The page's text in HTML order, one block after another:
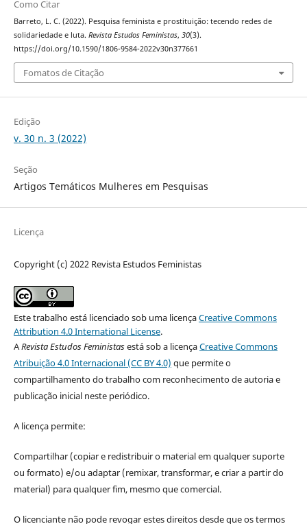
Como Citar
Barreto, L. C. (2022). Pesquisa feminista e prostituição: tecendo redes de
solidariedade e luta. Revista Estudos Feministas, 30(3).
https://doi.org/10.1590/1806-9584-2022v30n377661
Fomatos de Citação
Edição
v. 30 n. 3 (2022)
Seção
Artigos Temáticos Mulheres em Pesquisas
Licença
Copyright (c) 2022 Revista Estudos Feministas
Este trabalho está licenciado sob uma licençaCreative Commons
Attribution 4.0 International License.
ARevista Estudos Feministasestá sob a licençaCreative Commons
Atribuição 4.0 Internacional (CC BY 4.0) que permite o
compartilhamento do trabalho com reconhecimento de autoria e
publicação inicial neste periódico.
A licença permite:
Compartilhar (copiar e redistribuir o material em qualquer suporte
ou formato) e/ou adaptar (remixar, transformar, e criar a partir do
material) para qualquer fim, mesmo que comercial.
O licenciante não pode revogar estes direitos desde que os termos